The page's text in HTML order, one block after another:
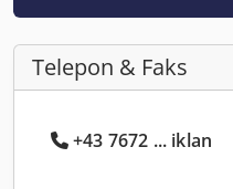
Telepon & Faks
+43 7672 ... iklan